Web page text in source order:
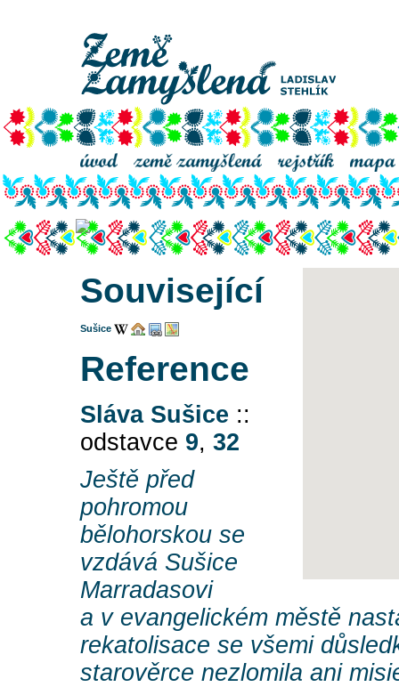
Související
Sušice
Reference
Sláva Sušice ::
odstavce 9, 32
Ještě před
pohromou
bělohorskou se
vzdává Sušice
Marradasovi
a v evangelickém městě
rekatolisace se všemi
starověrce nezlomila ani